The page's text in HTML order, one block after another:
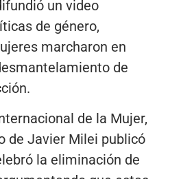
un video
de género,
marcharon en
de
de la Mujer,
de Javier Milei publicó
la eliminación de